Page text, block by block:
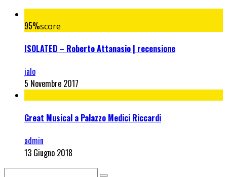
95%score
ISOLATED – Roberto Attanasio | recensione
jalo
5 Novembre 2017
Great Musical a Palazzo Medici Riccardi
admin
13 Giugno 2018